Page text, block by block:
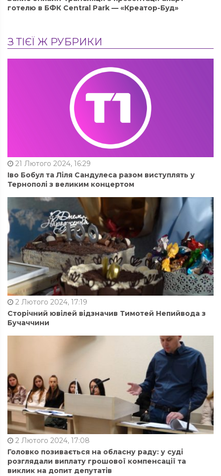
готелю в БФК Central Park — «Креатор-Буд»
З ТІЄЇ Ж РУБРИКИ
21 Лютого 2024, 16:29
Іво Бобул та Ліля Сандулеса разом виступлять у
Тернополі з великим концертом
2 Лютого 2024, 17:19
Сторічний ювілей відзначив Тимотей Непийвода з
Бучаччини
2 Лютого 2024, 17:08
Головко позивається на обласну раду: у суді
розглядали виплату грошової компенсації та
виклик на допит депутатів